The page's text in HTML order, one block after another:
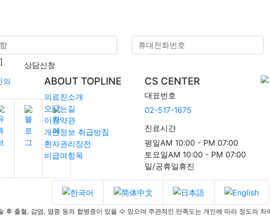
상담신청
ABOUT TOPLINE
의료진소개
오시는길
이용약관
개인정보 취급방침
환자권리장전
비급여항목
CS CENTER
대표번호
02-517-1675
진료시간
평일AM 10:00 - PM 07:00
토요일AM 10:00 - PM 07:00
일/공휴일휴진
후 출혈, 감염, 염증 등의 합병증이 있을 수 있으며 주관적인 만족도는 개인에 따라 정도의 차